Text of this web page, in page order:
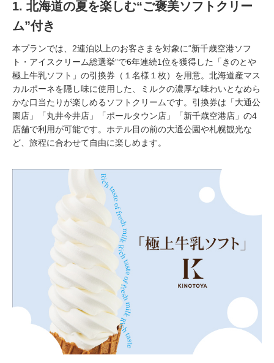
1. 北海道の夏を楽しむ“ご褒美ソフトクリー
ム”付き
本プランでは、2連泊以上のお客さまを対象に“新千歳空港ソフ
ト・アイスクリーム総選挙”で6年連続1位を獲得した「きのとや
極上牛乳ソフト」の引換券（１名様１枚）を用意。北海道産マス
カルポーネを隠し味に使用した、ミルクの濃厚な味わいとなめら
かな口当たりが楽しめるソフトクリームです。引換券は「大通公
園店」「丸井今井店」「ポールタウン店」「新千歳空港店」の4
店舗で利用が可能です。ホテル目の前の大通公園や札幌観光な
ど、旅程に合わせて自由に楽しめます。